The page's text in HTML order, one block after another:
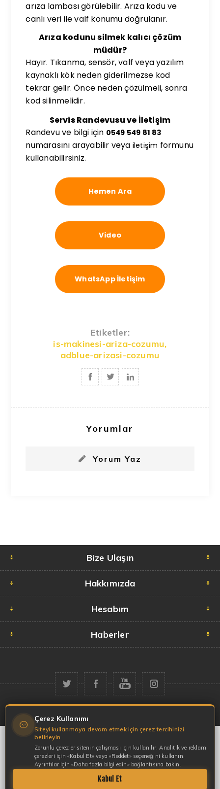
arıza lambası görülebilir. Arıza kodu ve
canlı veri ile valf konumu doğrulanır.
Arıza kodunu silmek kalıcı çözüm
müdür?
Hayır. Tıkanma, sensör, valf veya yazılım
kaynaklı kök neden giderilmezse kod
tekrar gelir. Önce neden çözülmeli, sonra
kod silinmelidir.
Servis Randevusu ve İletişim
Randevu ve bilgi için 0549 549 81 83
numarasını arayabilir veya iletişim formunu
kullanabilirsiniz.
Hemen Ara
Video
WhatsApp İletişim
Etiketler:
is-makinesi-ariza-cozumu,
adblue-arizasi-cozumu
Yorumlar
Yorum Yaz
Bize Ulaşın
Hakkımızda
Hesabım
Haberler
Telif hakkı © 2026 Garaj Market. Tüm hakları saklıdır.
Çerez Kullanımı
Siteyi kullanmaya devam etmek için çerez tercihinizi
belirleyin.
Zorunlu çerezler sitenin çalışması için kullanılır. Analitik ve reklam
çerezleri için «Kabul Et» veya «Reddet» seçeneğini kullanın.
Ayrıntılar için «Daha fazla bilgi edin» bağlantısına bakın.
Kabul Et